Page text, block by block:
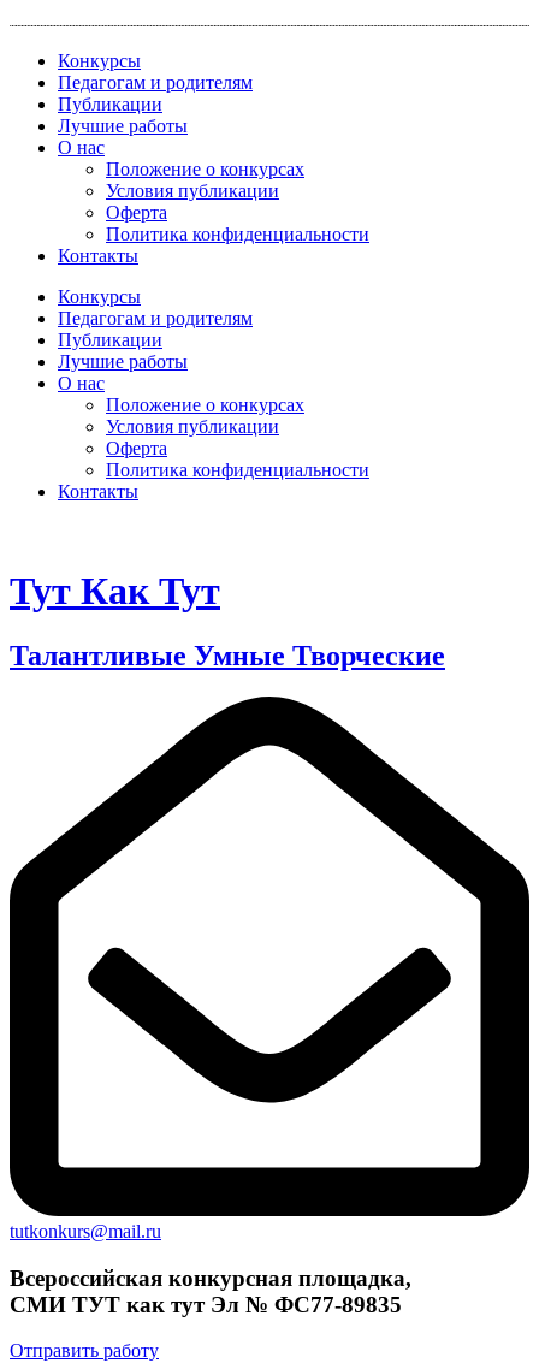
содержимому
Конкурсы
Педагогам и родителям
Публикации
Лучшие работы
О нас
Положение о конкурсах
Условия публикации
Оферта
Политика конфиденциальности
Контакты
Конкурсы
Педагогам и родителям
Публикации
Лучшие работы
О нас
Положение о конкурсах
Условия публикации
Оферта
Политика конфиденциальности
Контакты
Тут Как Тут
Талантливые Умные Творческие
tutkonkurs@mail.ru
Всероссийская конкурсная площадка,
СМИ ТУТ как тут Эл № ФС77-89835
Отправить работу